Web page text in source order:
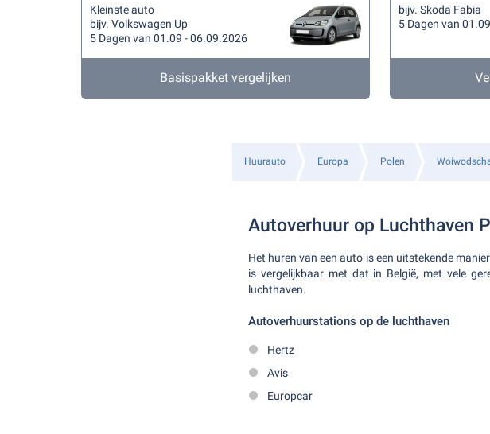
Kleinste auto
bijv. Volkswagen Up
5 Dagen van 01.09 - 06.09.2026
Basispakket vergelijken
bijv. Skoda Fabia
5 Dagen van
Huurauto Europa Polen
Autoverhuur op Luchthaven
Het huren van een auto is een uitstekende
is vergelijkbaar met dat in België, met vele
luchthaven.
Autoverhuurstations op de luchthaven
Hertz
Avis
Europcar